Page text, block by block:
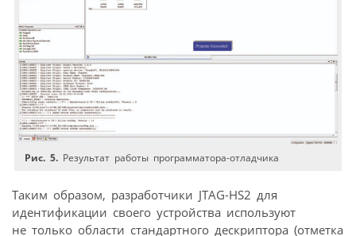
Рис. 5. Результат работы программатора-отладчика
Таким образом, разработчики JTAG-HS2 для
идентификации своего устройства используют
не только области стандартного дескриптора (отметка